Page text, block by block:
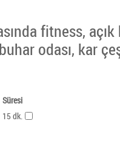
fitness,
odası, kar
Süresi
15 dk.